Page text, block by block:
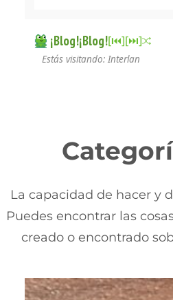
¡Blog!¡Blog![⏮︎][⏭︎]
Estás visitando: Interlan
La capacidad de hacer y
Puedes encontrar las
creado o encontrado